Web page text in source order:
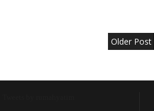
Older Post